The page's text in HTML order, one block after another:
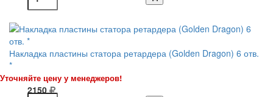
Накладка пластины статора ретардера (Golden Dragon) 6 отв.
*
Уточняйте цену у менеджеров!
2150